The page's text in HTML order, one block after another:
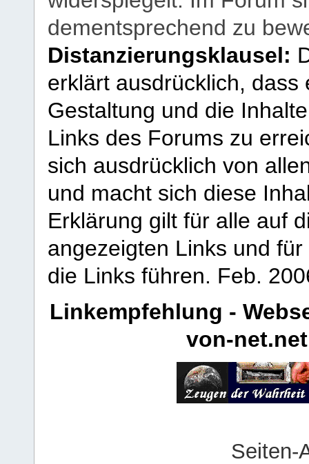
dementsprechend zu
Distanzierungsklausel:
erklärt ausdrücklich,
Gestaltung und die
Links des Forums zu
sich ausdrücklich von
und macht sich diese
Erklärung gilt für alle auf
angezeigten Links und
die Links führen. Feb.
Linkempfehlung -
von-net.net
Seiten-